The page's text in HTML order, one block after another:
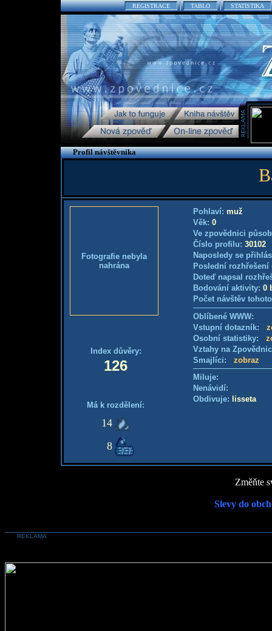
REGISTRACE TABLO STATISTIKA
Profil návštěvníka
Fotografie nebyla
nahrána
Index důvěry:
126
Má k rozdělení:
14
8
Pohlaví: muž
Věk: 0
Ve zpovědnici
Číslo profilu: 30102
Naposledy se
Poslední
Doteď napsal
Bodování aktivity: 0
Počet návštěv
Oblíbené WWW:
Vstupní dotazník:
Osobní statistiky:
Vztahy na
Smajlíci: zobraz
Miluje:
Nenávidí:
Obdivuje:
lisseta
Změňte
Slevy do
REKLAMA